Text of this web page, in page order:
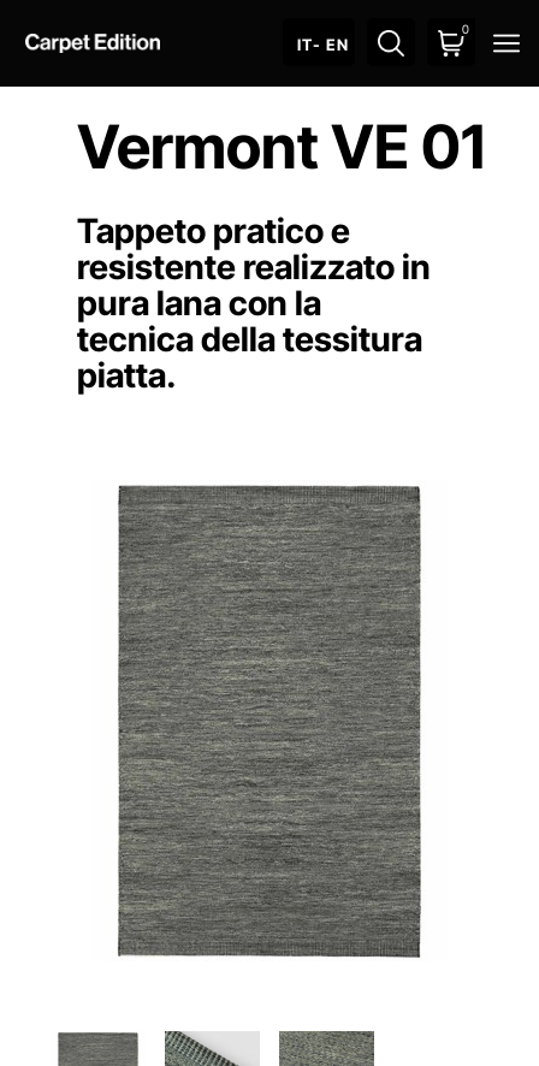
IT- EN
0
Vermont VE 01
Tappeto pratico e
resistente realizzato in
pura lana con la
tecnica della tessitura
piatta.